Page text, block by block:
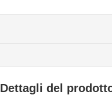
Dettagli del